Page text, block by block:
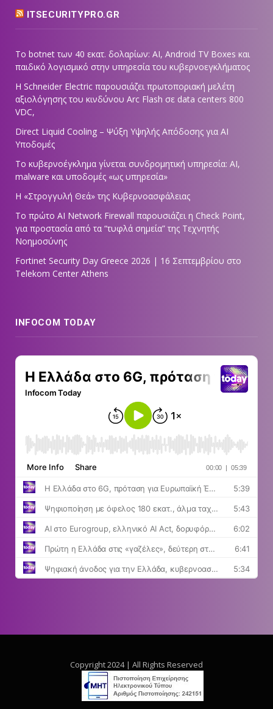
ITSECURITYPRO.GR
Το botnet των 40 εκατ. δολαρίων: AI, Android TV Boxes και
παιδικό λογισμικό στην υπηρεσία του κυβερνοεγκλήματος
Η Schneider Electric παρουσιάζει πρωτοποριακή μελέτη
αξιολόγησης του κινδύνου Arc Flash σε data centers 800
VDC,
Direct Liquid Cooling – Ψύξη Υψηλής Απόδοσης για AI
Υποδομές
Το κυβερνοέγκλημα γίνεται συνδρομητική υπηρεσία: AI,
malware και υποδομές «ως υπηρεσία»
Η «Στρογγυλή Θεά» της Κυβερνοασφάλειας
Tο πρώτο AI Network Firewall παρουσιάζει η Check Point,
για προστασία από τα “τυφλά σημεία” της Τεχνητής
Νοημοσύνης
Fortinet Security Day Greece 2026 | 16 Σεπτεμβρίου στο
Telekom Center Athens
INFOCOM TODAY
Copyright 2024 | All Rights Reserved